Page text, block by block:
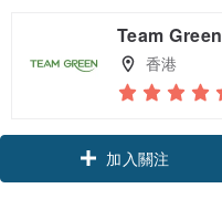
Team Green
香港
加入關注